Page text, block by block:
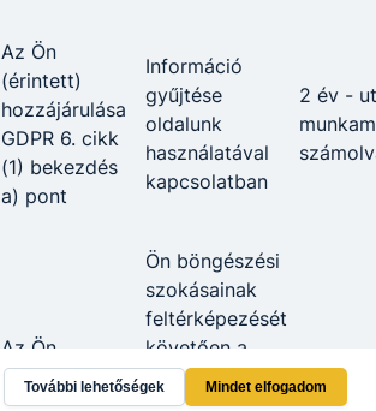
Az Ön
(érintett)
hozzájárulása
GDPR 6. cikk
(1) bekezdés
a) pont
Információ
gyűjtése
oldalunk
használatával
kapcsolatban
2 év -
Az Ön
(érintett)
hozzájárulása
Ön böngészési
szokásainak
feltérképezését
követően a
leginkább
relevánsnak
A
További lehetőségek Mindet elfogadom